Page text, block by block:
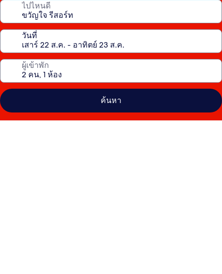
ไปไหนดี
วันที่
ผู้เข้าพัก
ค้นหา